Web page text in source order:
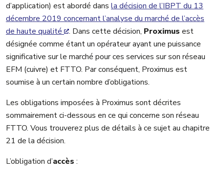
d’application) est abordé dans la décision de l’IBPT du 13
décembre 2019 concernant l’analyse du marché de l’accès
de haute qualité
. Dans cette décision, Proximus est
désignée comme étant un opérateur ayant une puissance
significative sur le marché pour ces services sur son réseau
EFM (cuivre) et FTTO. Par conséquent, Proximus est
soumise à un certain nombre d’obligations.
Les obligations imposées à Proximus sont décrites
sommairement ci-dessous en ce qui concerne son réseau
FTTO. Vous trouverez plus de détails à ce sujet au chapitre
21 de la décision.
L’obligation d’accès :